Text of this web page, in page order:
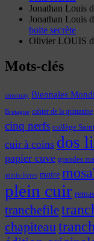
Jonathan Louis
Jonathan Louis
boite secrète
Olivier LOUIS
Mots-clés
annonay Biennales
Bretagne cahier de la quinzaine
cinq nerfs collège
cuir à coins dos
papier cuve grandes
minis-livres moire
plein cuir
tranchefile
chapiteau